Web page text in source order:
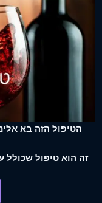
הטיפול הזה בא
זה הוא טיפול שכולל